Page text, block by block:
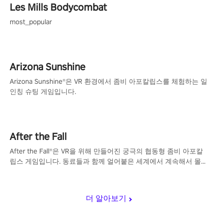
더 알아보기
Les Mills Bodycombat
most_popular
Arizona Sunshine
Arizona Sunshine®은 VR 환경에서 좀비 아포칼립스를 체험하는 일
인칭 슈팅 게임입니다.
After the Fall
After the Fall®은 VR을 위해 만들어진 궁극의 협동형 좀비 아포칼
립스 게임입니다. 동료들과 함께 얼어붙은 세계에서 계속해서 몰